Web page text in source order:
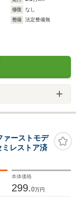
修復
なし
整備
法定整備無
ーストモデ
レストア済
本体価格
299.0万円